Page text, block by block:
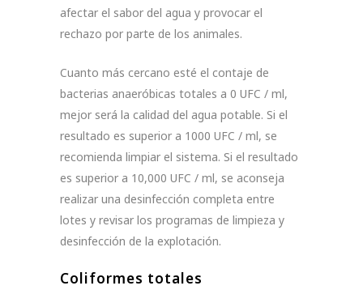
afectar el sabor del agua y provocar el
rechazo por parte de los animales.
Cuanto más cercano esté el contaje de
bacterias anaeróbicas totales a 0 UFC / ml,
mejor será la calidad del agua potable. Si el
resultado es superior a 1000 UFC / ml, se
recomienda limpiar el sistema. Si el resultado
es superior a 10,000 UFC / ml, se aconseja
realizar una desinfección completa entre
lotes y revisar los programas de limpieza y
desinfección de la explotación.
Coliformes totales